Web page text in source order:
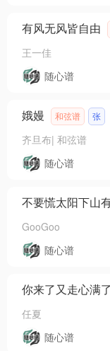
有风无风皆自由
王一佳
随心谱
娥嫚 和弦谱 张
齐旦布| 和弦谱
随心谱
不要慌太阳下山
GooGoo
随心谱
你来了又走心满
任夏
随心谱